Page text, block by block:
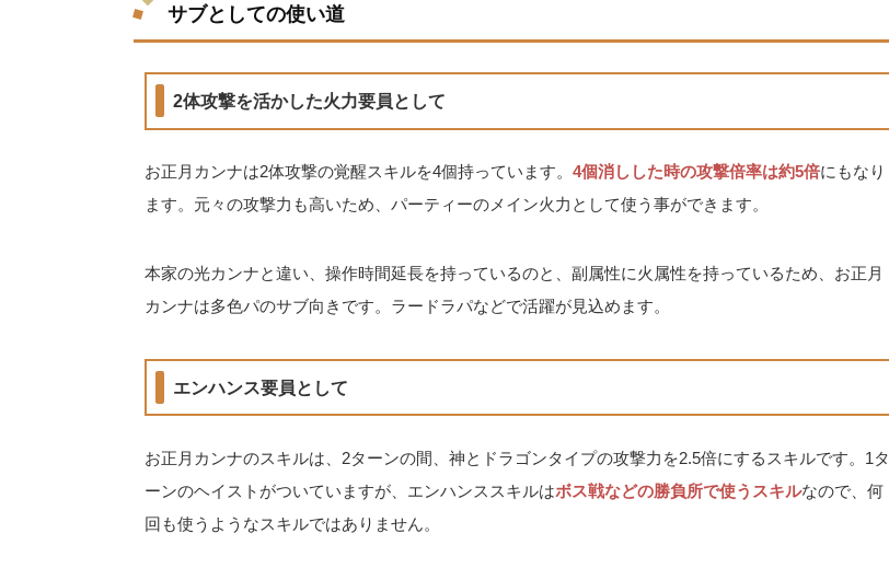
サブとしての使い道
2体攻撃を活かした火力要員として
お正月カンナは2体攻撃の覚醒スキルを4個持っています。 4個消しした時の攻撃倍率は約5倍にもなり
ます。元々の攻撃力も高いため、パーティーのメイン火力として使う事ができます。
本家の光カンナと違い、操作時間延長を持っているのと、副属性に火属性を持っているため、お正月
カンナは多色パのサブ向きです。ラードラパなどで活躍が見込めます。
エンハンス要員として
お正月カンナのスキルは、2ターンの間、神とドラゴンタイプの攻撃力を2.5倍にするスキルです。1タ
ーンのヘイストがついていますが、エンハンススキルはボス戦などの勝負所で使うスキルなので、何
回も使うようなスキルではありません。